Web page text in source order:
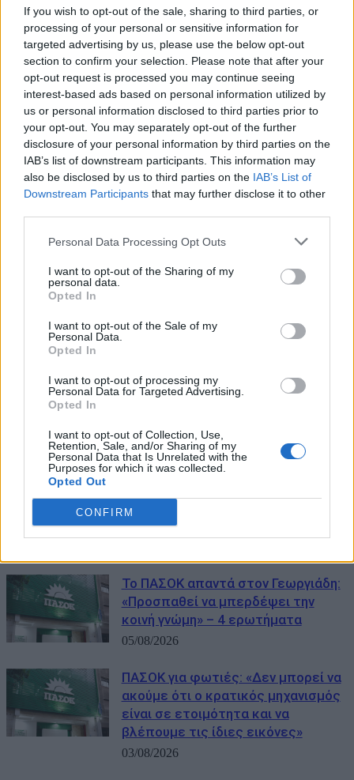
If you wish to opt-out of the sale, sharing to third parties, or
processing of your personal or sensitive information for
targeted advertising by us, please use the below opt-out
section to confirm your selection. Please note that after your
opt-out request is processed you may continue seeing
interest-based ads based on personal information utilized by
us or personal information disclosed to third parties prior to
your opt-out. You may separately opt-out of the further
disclosure of your personal information by third parties on the
IAB’s list of downstream participants. This information may
also be disclosed by us to third parties on the IAB’s List of
Downstream Participants that may further disclose it to other
Personal Data Processing Opt Outs
I want to opt-out of the Sharing of my
personal data.
Opted In
I want to opt-out of the Sale of my
Personal Data.
Opted In
I want to opt-out of processing my
Personal Data for Targeted Advertising.
Opted In
I want to opt-out of Collection, Use,
Retention, Sale, and/or Sharing of my
Personal Data that Is Unrelated with the
Purposes for which it was collected.
Opted Out
CONFIRM
ΜΠΟΡΕΙ ΝΑ ΣΑΣ ΕΝΔΙΑΦΕΡΕΙ
«σπιτάκια Ανακύκλωσης»: «Ο
Γεωργιάδης αμφισβητεί τα
Δημοσιονομικού Ελέγχου»
06/08/2026
του ΠΑΣΟΚ: «Ο πανικός είναι κακός
σύμβουλος»
Το ΠΑΣΟΚ απαντά στον Γεωργιάδη:
«Προσπαθεί να μπερδέψει την
κοινή γνώμη» – 4 ερωτήματα
05/08/2026
ΠΑΣΟΚ για φωτιές: «Δεν μπορεί να
ακούμε ότι ο κρατικός μηχανισμός
είναι σε ετοιμότητα και να
βλέπουμε τις ίδιες εικόνες»
03/08/2026